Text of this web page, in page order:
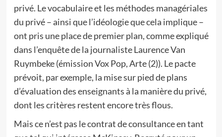
privé. Le vocabulaire et les méthodes managériales
du privé – ainsi que l’idéologie que cela implique –
ont pris une place de premier plan, comme expliqué
dans l’enquête de la journaliste Laurence Van
Ruymbeke (émission Vox Pop, Arte (2)). Le pacte
prévoit, par exemple, la mise sur pied de plans
d’évaluation des enseignants à la manière du privé,
dont les critères restent encore très flous.
Mais ce n’est pas le contrat de consultance en tant